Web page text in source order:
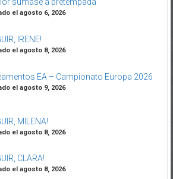
el agosto 6, 2026
IRENE!
el agosto 8, 2026
EA – Campionato Europa 2026
el agosto 9, 2026
MILENA!
el agosto 8, 2026
CLARA!
el agosto 8, 2026